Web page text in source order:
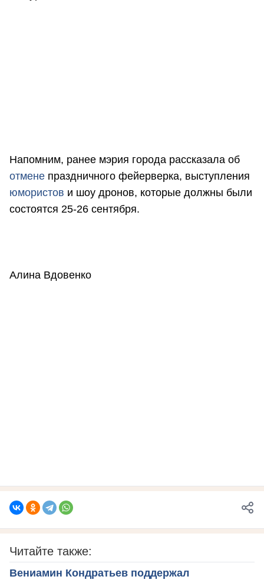
Напомним, ранее мэрия города рассказала об
отмене праздничного фейерверка, выступления
юмористов и шоу дронов, которые должны были
состоятся 25-26 сентября.
Алина Вдовенко
Читайте также:
Вениамин Кондратьев поддержал